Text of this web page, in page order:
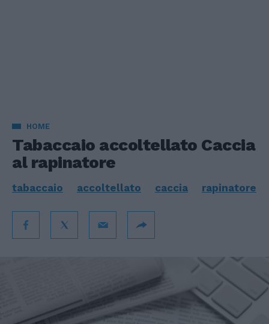
HOME
Tabaccaio accoltellato Caccia
al rapinatore
tabaccaio accoltellato caccia rapinatore